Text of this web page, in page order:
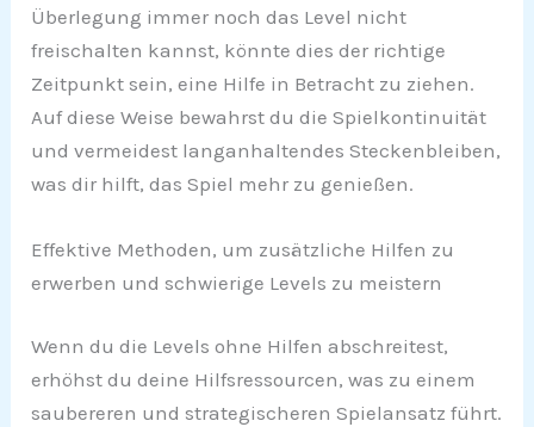
Überlegung immer noch das Level nicht
freischalten kannst, könnte dies der richtige
Zeitpunkt sein, eine Hilfe in Betracht zu ziehen.
Auf diese Weise bewahrst du die Spielkontinuität
und vermeidest langanhaltendes Steckenbleiben,
was dir hilft, das Spiel mehr zu genießen.
Effektive Methoden, um zusätzliche Hilfen zu
erwerben und schwierige Levels zu meistern
Wenn du die Levels ohne Hilfen abschreitest,
erhöhst du deine Hilfsressourcen, was zu einem
saubereren und strategischeren Spielansatz führt.